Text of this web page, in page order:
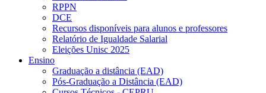
RPPN
DCE
Recursos disponíveis para alunos e professores
Relatório de Igualdade Salarial
Eleições Unisc 2025
Ensino
Graduação a distância (EAD)
Pós-Graduação a Distância (EAD)